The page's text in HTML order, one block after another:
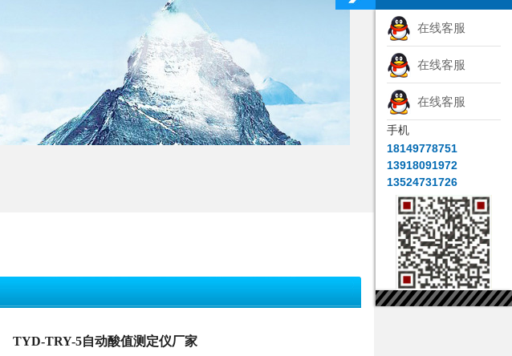
TYD-TRY-5自动酸值测定仪厂家
在线客服
在线客服
在线客服
手机
18149778751
13918091972
13524731726